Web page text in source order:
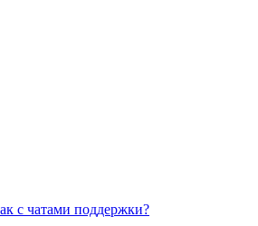
с чатами поддержки?